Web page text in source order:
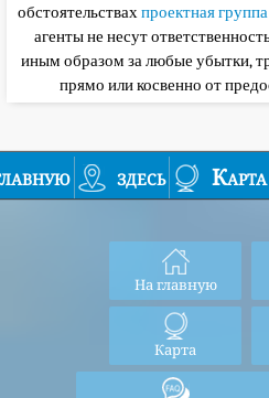
обстоятельствахпроектная
агенты не несут
иным образом за любые убытки,
прямо или косвенно от
здесь Карта
На главную
Карта